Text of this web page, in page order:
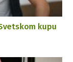
kupu